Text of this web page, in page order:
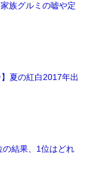
族グルミの嘘や定
夏の紅白2017年出
の結果、1位はどれ